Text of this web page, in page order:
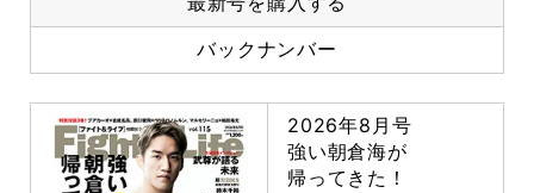
バックナンバー
2026年8月号
強い朝倉海が
帰ってきた！